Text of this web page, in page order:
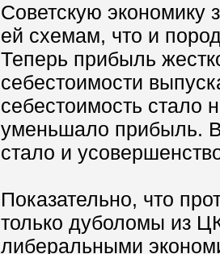
Советскую экономику
ей схемам, что и
Теперь прибыль
себестоимости
себестоимость стало
уменьшало прибыль.
стало и
Показательно, что
только дуболомы из
либеральными